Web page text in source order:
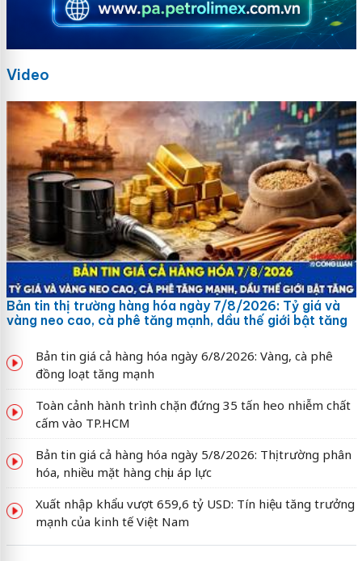
Video
Bản tin thị trường hàng hóa ngày 7/8/2026: Tỷ giá và
vàng neo cao, cà phê tăng mạnh, dầu thế giới bật tăng
Bản tin giá cả hàng hóa ngày 6/8/2026: Vàng, cà phê
đồng loạt tăng mạnh
Toàn cảnh hành trình chặn đứng 35 tấn heo nhiễm chất
cấm vào TP.HCM
Bản tin giá cả hàng hóa ngày 5/8/2026: Thị trường phân
hóa, nhiều mặt hàng chịu áp lực
Xuất nhập khẩu vượt 659,6 tỷ USD: Tín hiệu tăng trưởng
mạnh của kinh tế Việt Nam